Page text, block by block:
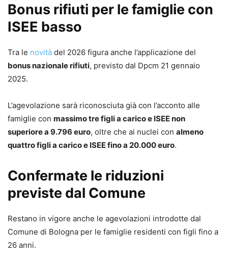
Bonus rifiuti per le famiglie con
ISEE basso
Tra le novità del 2026 figura anche l’applicazione del
bonus nazionale rifiuti, previsto dal Dpcm 21 gennaio
2025.
L’agevolazione sarà riconosciuta già con l’acconto alle
famiglie con massimo tre figli a carico e ISEE non
superiore a 9.796 euro, oltre che ai nuclei con almeno
quattro figli a carico e ISEE fino a 20.000 euro.
Confermate le riduzioni
previste dal Comune
Restano in vigore anche le agevolazioni introdotte dal
Comune di Bologna per le famiglie residenti con figli fino a
26 anni.